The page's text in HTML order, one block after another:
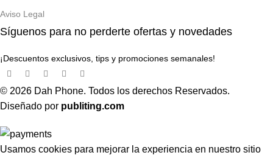
Aviso Legal
Síguenos para no perderte ofertas y novedades
¡Descuentos exclusivos, tips y promociones semanales!
© 2026 Dah Phone. Todos los derechos Reservados.
Diseñado por publiting.com
Usamos cookies para mejorar la experiencia en nuestro sitio